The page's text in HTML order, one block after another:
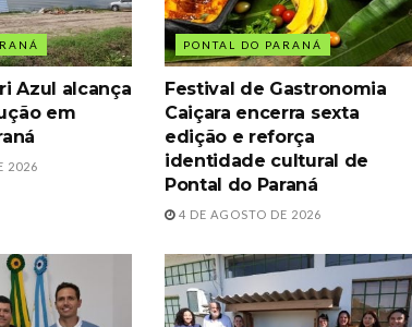
Azul alcança
em
2026
PONTAL DO PARANÁ
Festival de Gastronomia
Caiçara encerra sexta
edição e reforça
identidade cultural de
Pontal do Paraná
4 DE AGOSTO DE 2026